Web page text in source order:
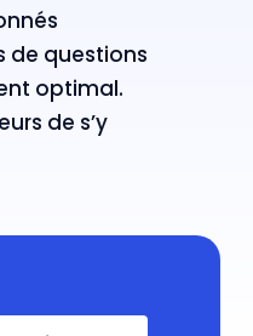
de questions
optimal.
de s’y